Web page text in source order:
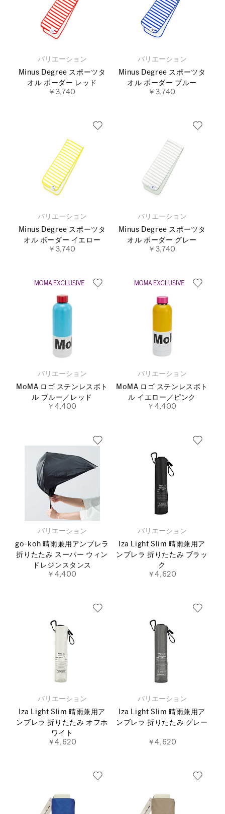
バリエーション
Minus Degree スポーツタ
オル ボーダー レッド
￥3,740
バリエーション
Minus Degree スポーツタ
オル ボーダー ブルー
￥3,740
バリエーション
Minus Degree スポーツタ
オル ボーダー イエロー
￥3,740
バリエーション
Minus Degree スポーツタ
オル ボーダー グレー
￥3,740
バリエーション
MoMA ロゴ ステンレスボト
ル ブルー／レッド
￥4,400
バリエーション
MoMA ロゴ ステンレスボト
ル イエロー／ピンク
￥4,400
バリエーション
go-koh 晴雨兼用アンブレラ
折りたたみ スーパー ウィン
ドレジンスタンス
￥4,400
バリエーション
Iza Light Slim 晴雨兼用ア
ンブレラ 折りたたみ ブラッ
ク
￥4,620
バリエーション
Iza Light Slim 晴雨兼用ア
ンブレラ 折りたたみ オフホ
ワイト
￥4,620
バリエーション
Iza Light Slim 晴雨兼用ア
ンブレラ 折りたたみ グレー
￥4,620